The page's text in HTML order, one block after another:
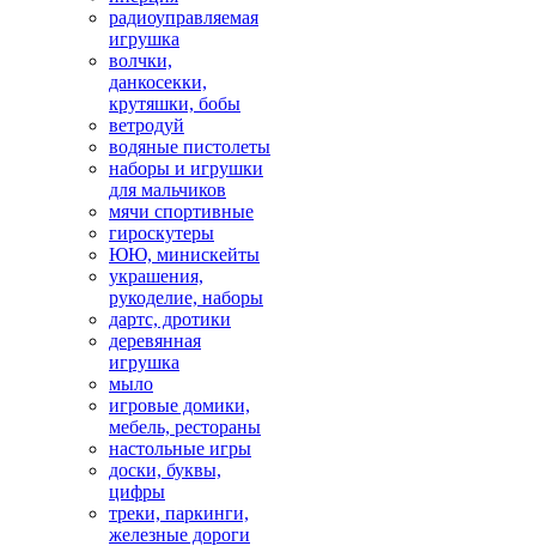
радиоуправляемая
игрушка
волчки,
данкосекки,
крутяшки, бобы
ветродуй
водяные пистолеты
наборы и игрушки
для мальчиков
мячи спортивные
гироскутеры
ЮЮ, минискейты
украшения,
рукоделие, наборы
дартс, дротики
деревянная
игрушка
мыло
игровые домики,
мебель, рестораны
настольные игры
доски, буквы,
цифры
треки, паркинги,
железные дороги